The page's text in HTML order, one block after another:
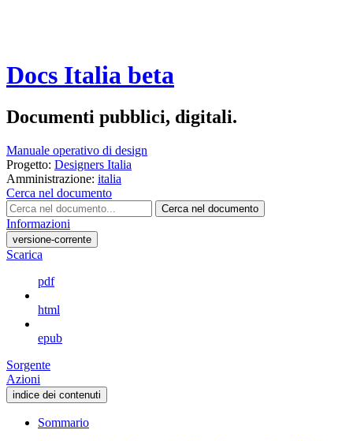
Docs Italia beta
Documenti pubblici, digitali.
Manuale operativo di design
Progetto: Designers Italia
Amministrazione: italia
Cerca nel documento
Cerca nel documento
Informazioni
versione-corrente
Scarica
pdf
html
epub
Sorgente
Azioni
indice dei contenuti
Sommario